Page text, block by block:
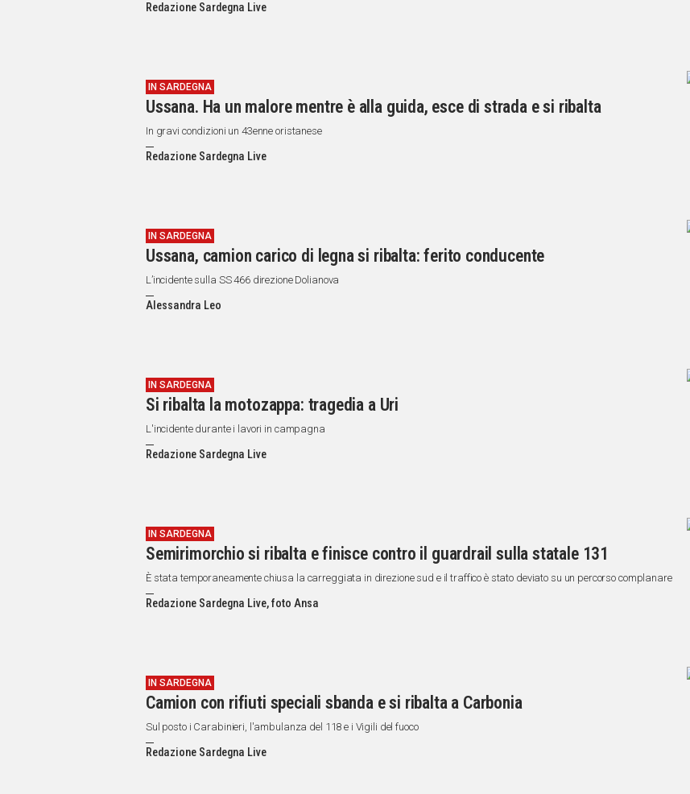
Redazione Sardegna Live
IN SARDEGNA
Ussana. Ha un malore mentre è alla guida, esce di strada e si ribalta
In gravi condizioni un 43enne oristanese
Redazione Sardegna Live
IN SARDEGNA
Ussana, camion carico di legna si ribalta: ferito conducente
L’incidente sulla SS 466 direzione Dolianova
Alessandra Leo
IN SARDEGNA
Si ribalta la motozappa: tragedia a Uri
L'incidente durante i lavori in campagna
Redazione Sardegna Live
IN SARDEGNA
Semirimorchio si ribalta e finisce contro il guardrail sulla statale 131
È stata temporaneamente chiusa la carreggiata in direzione sud e il traffico è stato deviato su un percorso complanare
Redazione Sardegna Live, foto Ansa
IN SARDEGNA
Camion con rifiuti speciali sbanda e si ribalta a Carbonia
Sul posto i Carabinieri, l'ambulanza del 118 e i Vigili del fuoco
Redazione Sardegna Live